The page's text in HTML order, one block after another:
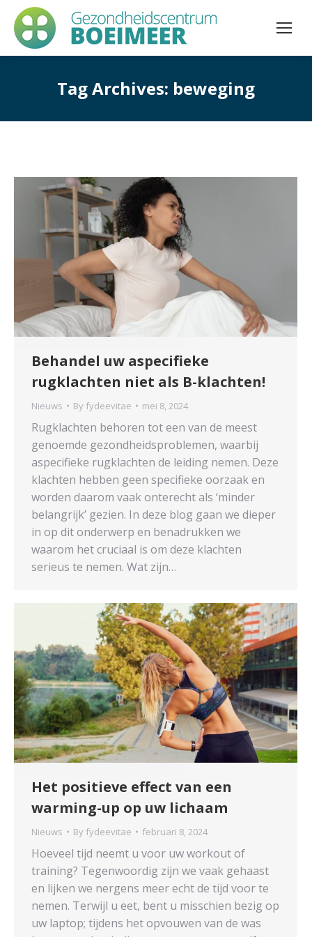
Tag Archives: beweging
Behandel uw aspecifieke
rugklachten niet als B-klachten!
Nieuws By fydeevitae mei 8, 2024
Rugklachten behoren tot een van de meest
genoemde gezondheidsproblemen, waarbij
aspecifieke rugklachten de leiding nemen. Deze
klachten hebben geen specifieke oorzaak en
worden daarom vaak onterecht als ‘minder
belangrijk’ gezien. In deze blog gaan we dieper
in op dit onderwerp en benadrukken we
waarom het cruciaal is om deze klachten
serieus te nemen. Wat zijn…
Het positieve effect van een
warming-up op uw lichaam
Nieuws By fydeevitae februari 8, 2024
Hoeveel tijd neemt u voor uw workout of
training? Tegenwoordig zijn we vaak gehaast
en lijken we nergens meer echt de tijd voor te
nemen. Terwijl u eet, bent u misschien bezig op
uw laptop; tijdens het opvouwen van de was